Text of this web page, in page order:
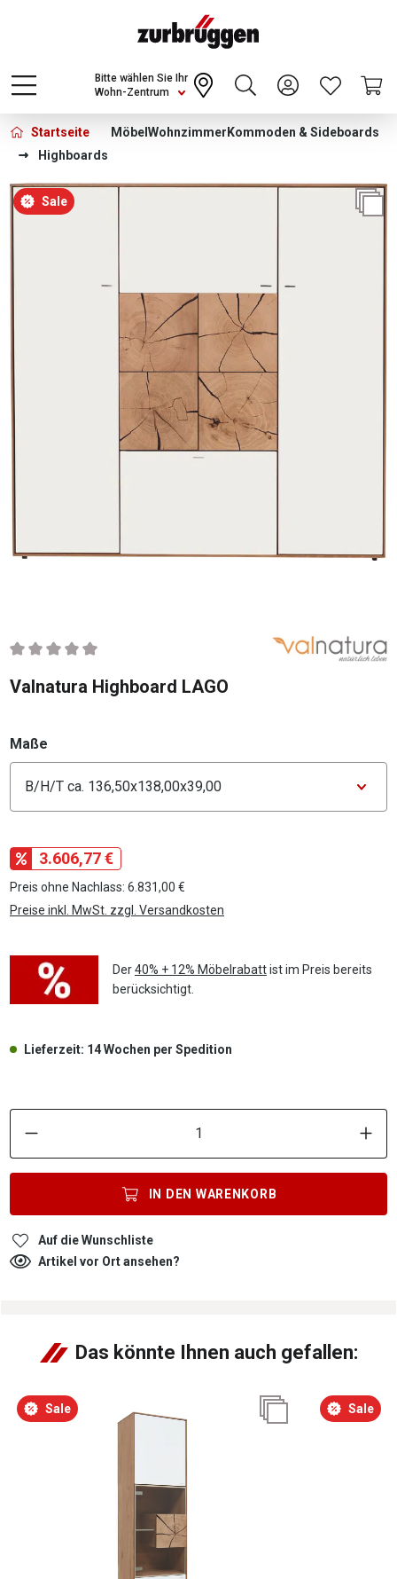
Choose a different country or region to see
content for your location and shop online
CONTINUE
Wohn-Zentrum
Bitte wählen Sie Ihr
Startseite Möbel Wohnzimmer Kommoden & Sideboards
Highboards
Bildergalerie überspringen
Sale
Durchschnittliche Bewertung von 0 von 5 Sternen
Valnatura Highboard LAGO
Maße
3.606,77 €
Preis ohne Nachlass: 6.831,00 €
Preise inkl. MwSt. zzgl. Versandkosten
Der40% + 12% Möbelrabattist im Preis bereits
berücksichtigt.
Lieferzeit: 14 Wochen per Spedition
IN DEN WARENKORB
Auf die Wunschliste
Artikel vor Ort ansehen?
Das könnte Ihnen auch gefallen:
Sale Sale